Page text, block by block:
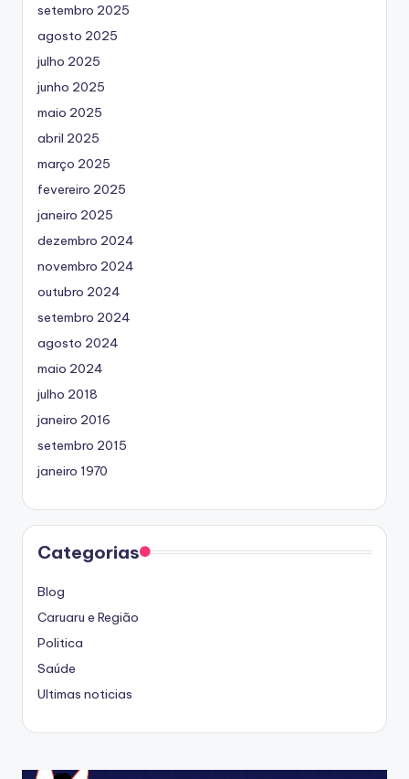
setembro 2025
agosto 2025
julho 2025
junho 2025
maio 2025
abril 2025
março 2025
fevereiro 2025
janeiro 2025
dezembro 2024
novembro 2024
outubro 2024
setembro 2024
agosto 2024
maio 2024
julho 2018
janeiro 2016
setembro 2015
janeiro 1970
Categorias
Blog
Caruaru e Região
Politica
Saúde
Ultimas noticias